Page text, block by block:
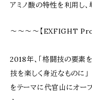
アミノ酸の特性を利用し
～～～～【EXFIGHT
2018年、「格闘技の要素
技を楽しく身近なものに」
をテーマに代官山にオー